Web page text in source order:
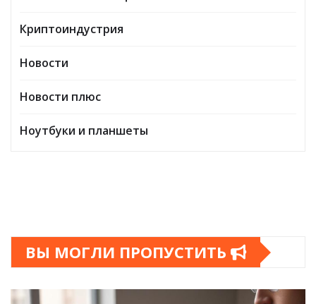
Криптоиндустрия
Новости
Новости плюс
Ноутбуки и планшеты
ВЫ МОГЛИ ПРОПУСТИТЬ